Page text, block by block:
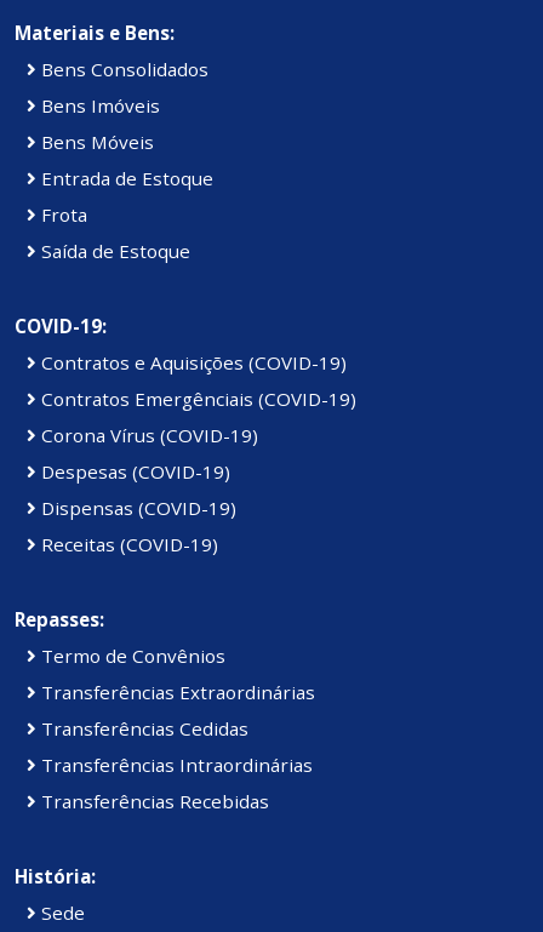
Materiais e Bens:
Bens Consolidados
Bens Imóveis
Bens Móveis
Entrada de Estoque
Frota
Saída de Estoque
COVID-19:
Contratos e Aquisições (COVID-19)
Contratos Emergênciais (COVID-19)
Corona Vírus (COVID-19)
Despesas (COVID-19)
Dispensas (COVID-19)
Receitas (COVID-19)
Repasses:
Termo de Convênios
Transferências Extraordinárias
Transferências Cedidas
Transferências Intraordinárias
Transferências Recebidas
História:
Sede